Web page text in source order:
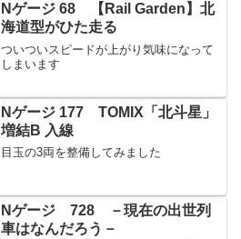
Nゲージ 68 【Rail Garden】北
海道型がひた走る
ついついスピードが上がり気味になって
しまいます
Nゲージ 177 TOMIX「北斗星」
増結B 入線
目玉の3両を整備してみました
Nゲージ 728 －現在の出世列
車はなんだろう－